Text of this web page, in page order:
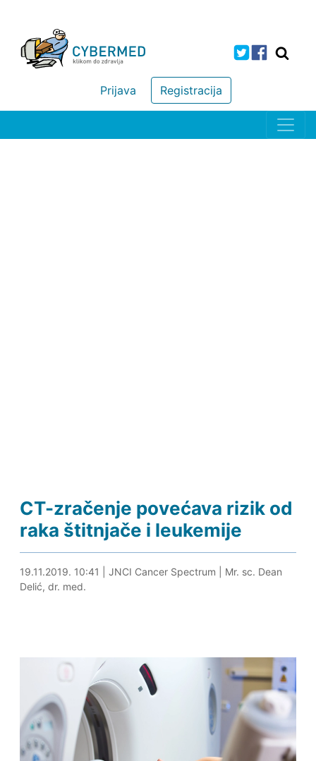
Registracija
Prijava
CT-zračenje povećava rizik od
raka štitnjače i leukemije
19.11.2019. 11:02
19.11.2019. 10:41 JNCI Cancer Spectrum
Mr. sc. Dean
Delić, dr. med.